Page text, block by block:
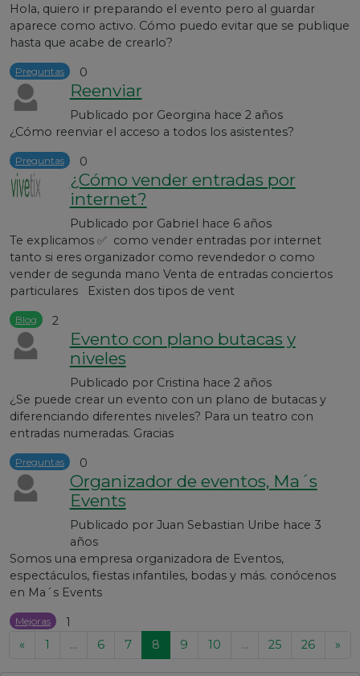
Preguntas 0
Hola, quiero ir preparando el evento pero al guardar
aparece como activo. Cómo puedo evitar que se publique
hasta que acabe de crearlo?
Reenviar
Publicado por Georgina hace 2 años
Preguntas 0
¿Cómo reenviar el acceso a todos los asistentes?
¿Cómo vender entradas por
internet?
Publicado por Gabriel hace 6 años
Blog 2
Te explicamos ✅ como vender entradas por internet
tanto si eres organizador como revendedor o como
vender de segunda mano Venta de entradas conciertos
particulares Existen dos tipos de vent
Evento con plano butacas y
niveles
Publicado por Cristina hace 2 años
Preguntas 0
¿Se puede crear un evento con un plano de butacas y
diferenciando diferentes niveles? Para un teatro con
entradas numeradas. Gracias
Organizador de eventos, Ma´s
Events
Publicado por Juan Sebastian Uribe hace 3
años
Mejoras 1
Somos una empresa organizadora de Eventos,
espectáculos, fiestas infantiles, bodas y más. conócenos
en Ma´s Events
« 1 ... 6 7 8 9 10 ... 25 26 »